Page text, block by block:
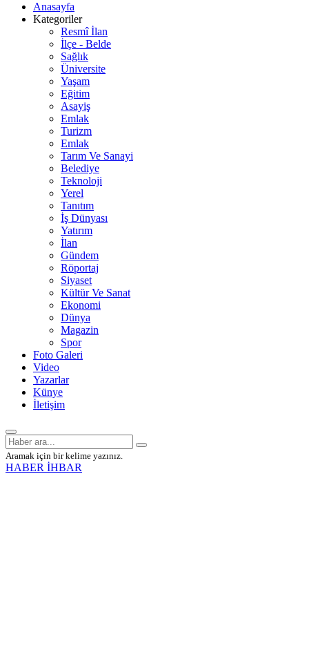
Anasayfa
Kategoriler
Resmî İlan
İlçe - Belde
Sağlık
Üniversite
Yaşam
Eğitim
Asayiş
Emlak
Turizm
Emlak
Tarım Ve Sanayi
Belediye
Teknoloji
Yerel
Tanıtım
İş Dünyası
Yatırım
İlan
Gündem
Röportaj
Siyaset
Kültür Ve Sanat
Ekonomi
Dünya
Magazin
Spor
Foto Galeri
Video
Yazarlar
Künye
İletişim
Aramak için bir kelime yazınız.
HABER İHBAR